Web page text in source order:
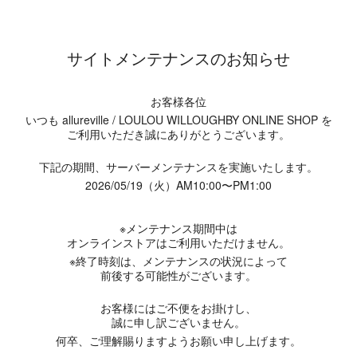
サイトメンテナンスのお知らせ
お客様各位
いつも allureville / LOULOU WILLOUGHBY ONLINE SHOP を
ご利用いただき誠にありがとうございます。
下記の期間、サーバーメンテナンスを実施いたします。
2026/05/19（火）AM10:00〜PM1:00
※メンテナンス期間中は
オンラインストアはご利用いただけません。
※終了時刻は、メンテナンスの状況によって
前後する可能性がございます。
お客様にはご不便をお掛けし、
誠に申し訳ございません。
何卒、ご理解賜りますようお願い申し上げます。